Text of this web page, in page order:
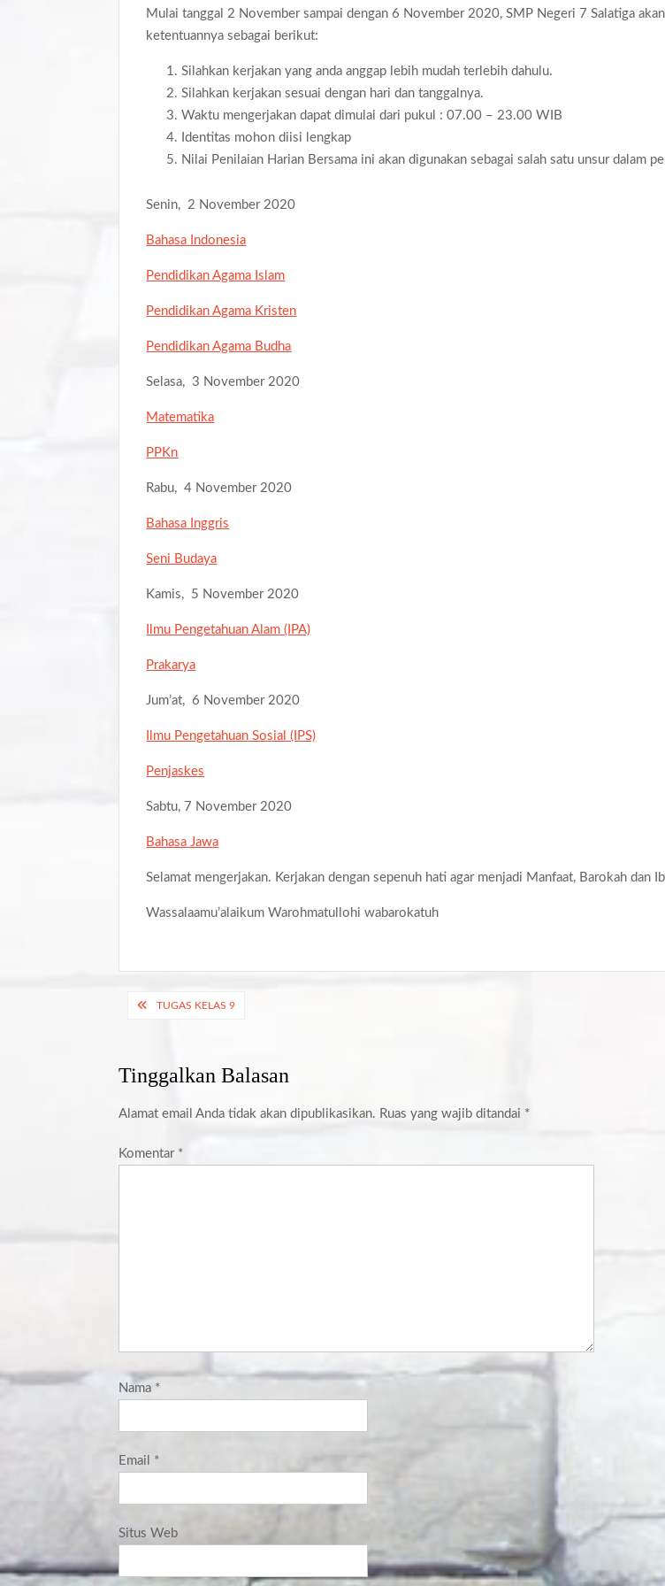
Mulai tanggal 2 November sampai dengan 6 November 2020, SMP Negeri 7 Salatiga
ketentuannya sebagai berikut:
Silahkan kerjakan yang anda anggap lebih mudah terlebih dahulu.
Silahkan kerjakan sesuai dengan hari dan tanggalnya.
Waktu mengerjakan dapat dimulai dari pukul : 07.00 – 23.00 WIB
Identitas mohon diisi lengkap
Nilai Penilaian Harian Bersama ini akan digunakan sebagai salah satu unsur dalam
Senin, 2 November 2020
Bahasa Indonesia
Pendidikan Agama Islam
Pendidikan Agama Kristen
Pendidikan Agama Budha
Selasa, 3 November 2020
Matematika
PPKn
Rabu, 4 November 2020
Bahasa Inggris
Seni Budaya
Kamis, 5 November 2020
Ilmu Pengetahuan Alam (IPA)
Prakarya
Jum’at, 6 November 2020
Ilmu Pengetahuan Sosial (IPS)
Penjaskes
Sabtu, 7 November 2020
Bahasa Jawa
Selamat mengerjakan. Kerjakan dengan sepenuh hati agar menjadi Manfaat, Barokah dan
Wassalaamu’alaikum Warohmatullohi wabarokatuh
Navigasi
TUGAS KELAS 9
Tinggalkan Balasan
Alamat email Anda tidak akan dipublikasikan. Ruas yang wajib ditandai *
Komentar *
Nama *
Email *
Situs Web